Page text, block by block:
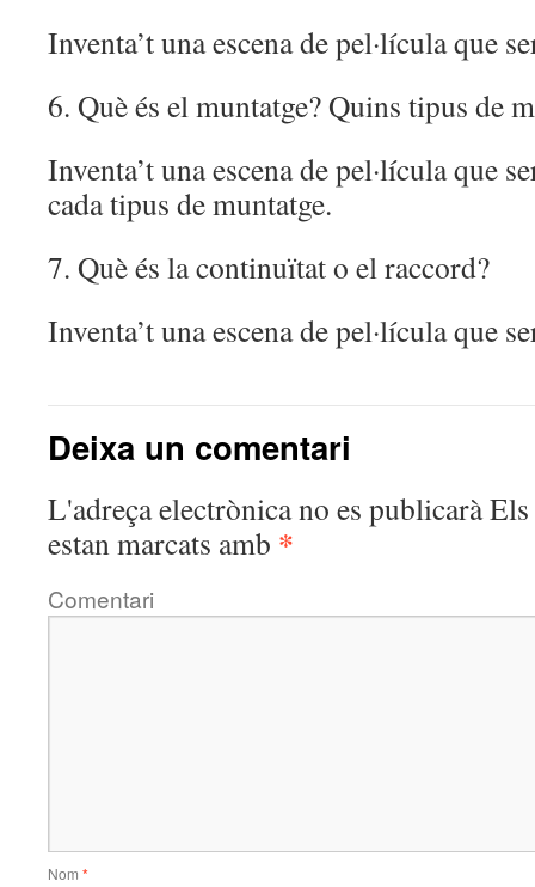
Inventa’t una escena de pel·lícula que
6. Què és el muntatge? Quins tipus de
Inventa’t una escena de pel·lícula que
cada tipus de muntatge.
7. Què és la continuïtat o el raccord?
Inventa’t una escena de pel·lícula que
Deixa un comentari
L'adreça electrònica no es publicaràEls
estan marcats amb *
Comentari
Nom *